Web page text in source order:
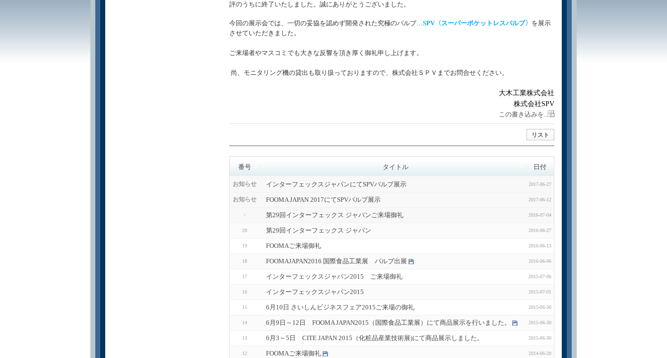
評のうちに終了いたしました。誠にありがとうございました。
今回の展示会では、一切の妥協を認めず開発された究極のバルブ…SPV〈スーパーポケットレスバルブ〉 を展示
させていただきました。
ご来場者やマスコミでも大きな反響を頂き厚く御礼申し上げます。
尚、モニタリング機の貸出も取り扱っておりますので、株式会社ＳＰＶまでお問合せください。
大木工業株式会社
株式会社SPV
この書き込みを..
リスト
番号 タイトル 日付
お知らせ インターフェックスジャパンにてSPVバルブ展示 2017-06-27
お知らせ FOOMA JAPAN 2017にてSPVバルブ展示 2017-06-12
第29回インターフェックス ジャパンご来場御礼 2016-07-04
20 第29回インターフェックス ジャパン 2016-06-27
19 FOOMAご来場御礼 2016-06-13
18 FOOMAJAPAN2016 国際食品工業展 バルブ出展 2016-06-06
17 インターフェックスジャパン2015 ご来場御礼 2015-07-06
16 インターフェックスジャパン2015 2015-07-01
15 6月10日 さいしんビジネスフェア2015ご来場の御礼 2015-06-30
14 6月9日～12日 FOOMA JAPAN2015（国際食品工業展）にて商品展示を行いました。 2015-06-30
13 6月3～5日 CITE JAPAN 2015（化粧品産業技術展)にて商品展示しました。 2015-06-30
12 FOOMAご来場御礼 2014-06-20